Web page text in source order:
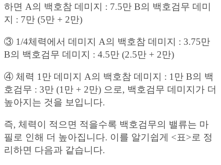
하면 A의 백호참 데미지 : 7.5만 B의 백호검무 데미
지 : 7만 (5만 + 2만)
③ 1/4체력에서 데미지 A의 백호참 데미지 : 3.75만
B의 백호검무 데미지 : 4.5만 (2.5만 + 2만)
④ 체력 1만 데미지 A의 백호참 데미지 : 1만 B의 백
호검무 : 3만 (1만 + 2만) 으로, 백호검무 데미지가 더
높아지는 것을 보입니다.
즉, 체력이 적으면 적을수록 백호검무의 밸류는 마
필로 인해 더 높아집니다. 이를 알기쉽게 <표>로 정
리하면 다음과 같습니다.